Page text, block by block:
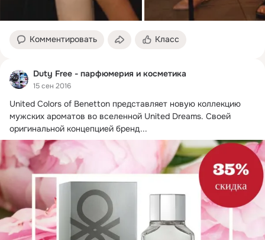
Комментировать Класс
Duty Free - парфюмерия и косметика
15 сен 2016
United Colors of Benetton представляет новую коллекцию
мужских ароматов во вселенной United Dreams. Своей
оригинальной концепцией бренд...